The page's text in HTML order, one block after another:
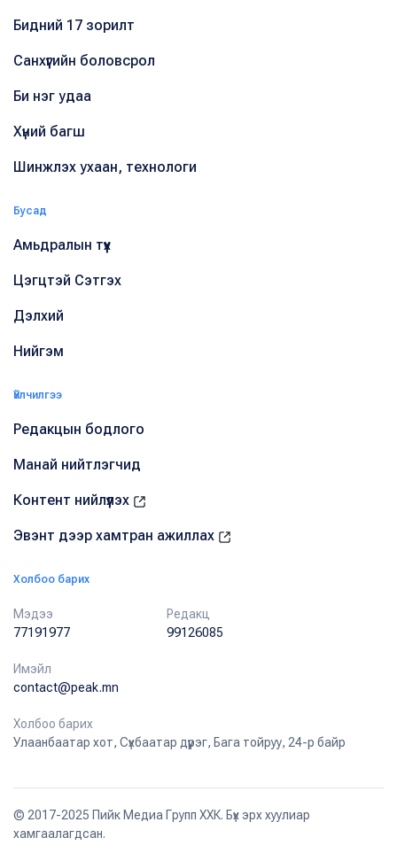
Бидний 17 зорилт
Санхүүгийн боловсрол
Би нэг удаа
Хүний багш
Шинжлэх ухаан, технологи
Бусад
Амьдралын түүх
Цэгцтэй Сэтгэх
Дэлхий
Нийгэм
Үйлчилгээ
Редакцын бодлого
Манай нийтлэгчид
Контент нийлүүлэх
Эвэнт дээр хамтран ажиллах
Холбоо барих
Мэдээ
77191977
Редакц
99126085
Имэйл
contact@peak.mn
Холбоо барих
Улаанбаатар хот, Сүхбаатар дүүрэг, Бага тойруу, 24-р байр
© 2017-2025 Пийк Медиа Групп ХХК. Бүх эрх хуулиар
хамгаалагдсан.